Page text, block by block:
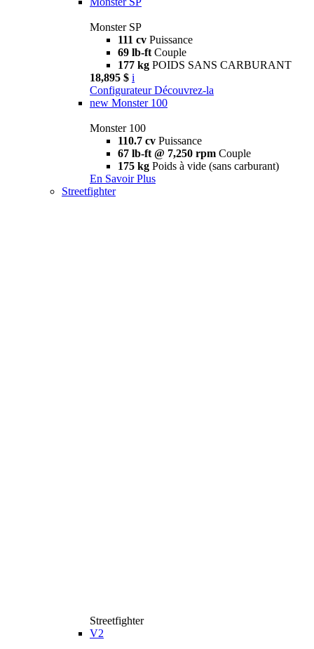
Monster SP
111 cv Puissance
69 lb-ft Couple
177 kg POIDS SANS CARBURANT
18,895 $ i
Configurateur Découvrez-la
new Monster 100
Monster 100
110.7 cv Puissance
67 lb-ft @ 7,250 rpm Couple
175 kg Poids à vide (sans carburant)
En Savoir Plus
Streetfighter
Streetfighter
V2